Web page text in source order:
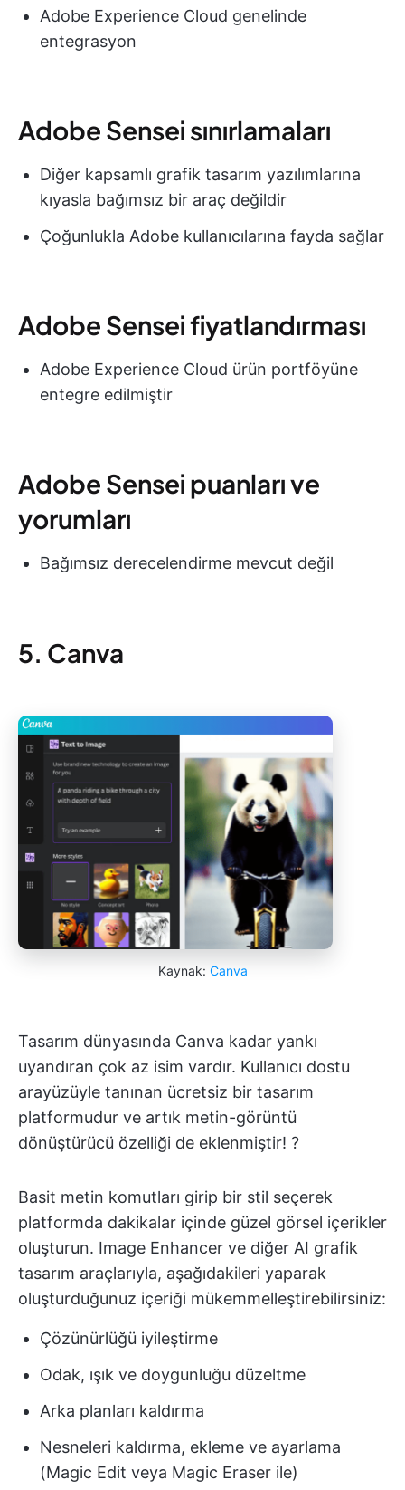
Adobe Experience Cloud genelinde
entegrasyon
Adobe Sensei sınırlamaları
Diğer kapsamlı grafik tasarım yazılımlarına
kıyasla bağımsız bir araç değildir
Çoğunlukla Adobe kullanıcılarına fayda sağlar
Adobe Sensei fiyatlandırması
Adobe Experience Cloud ürün portföyüne
entegre edilmiştir
Adobe Sensei puanları ve
yorumları
Bağımsız derecelendirme mevcut değil
5. Canva
Kaynak: Canva
Tasarım dünyasında Canva kadar yankı
uyandıran çok az isim vardır. Kullanıcı dostu
arayüzüyle tanınan ücretsiz bir tasarım
platformudur ve artık metin-görüntü
dönüştürücü özelliği de eklenmiştir! ?
Basit metin komutları girip bir stil seçerek
platformda dakikalar içinde güzel görsel içerikler
oluşturun. Image Enhancer ve diğer AI grafik
tasarım araçlarıyla, aşağıdakileri yaparak
oluşturduğunuz içeriği mükemmelleştirebilirsiniz:
Çözünürlüğü iyileştirme
Odak, ışık ve doygunluğu düzeltme
Arka planları kaldırma
Nesneleri kaldırma, ekleme ve ayarlama
(Magic Edit veya Magic Eraser ile)